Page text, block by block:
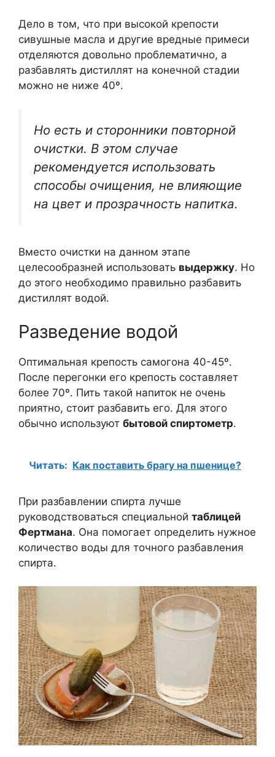
Дело в том, что при высокой крепости
сивушные масла и другие вредные примеси
отделяются довольно проблематично, а
разбавлять дистиллят на конечной стадии
можно не ниже 40º.
Но есть и сторонники повторной
очистки. В этом случае
рекомендуется использовать
способы очищения, не влияющие
на цвет и прозрачность напитка.
Вместо очистки на данном этапе
целесообразней использовать выдержку. Но
до этого необходимо правильно разбавить
дистиллят водой.
Разведение водой
Оптимальная крепость самогона 40-45º.
После перегонки его крепость составляет
более 70º. Пить такой напиток не очень
приятно, стоит разбавить его. Для этого
обычно используют бытовой спиртометр.
Читать: Как поставить брагу на пшенице?
При разбавлении спирта лучше
руководствоваться специальной таблицей
Фертмана. Она помогает определить нужное
количество воды для точного разбавления
спирта.